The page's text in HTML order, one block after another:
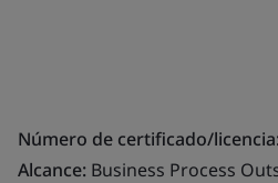
Número de certificado/
Alcance: Business Process